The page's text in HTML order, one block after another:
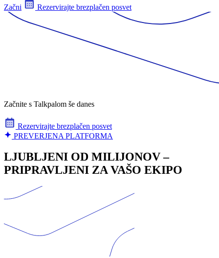
Začni Rezervirajte brezplačen posvet
Začnite s Talkpalom še danes
Rezervirajte brezplačen posvet
PREVERJENA PLATFORMA
LJUBLJENI OD MILIJONOV –
PRIPRAVLJENI ZA VAŠO EKIPO